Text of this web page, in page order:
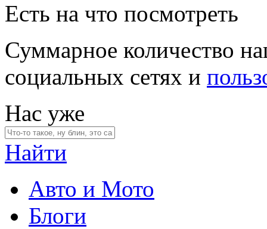
Есть на что посмотреть
Суммарное количество
социальных сетях и
Нас уже
Найти
Авто и Мото
Блоги